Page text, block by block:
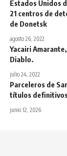
Estados Unidos
21 centros de
de Donetsk
agosto 26, 2022
Yacairi
Diablo.
julio 24, 2022
Parceleros de
títulos
junio 12, 2026